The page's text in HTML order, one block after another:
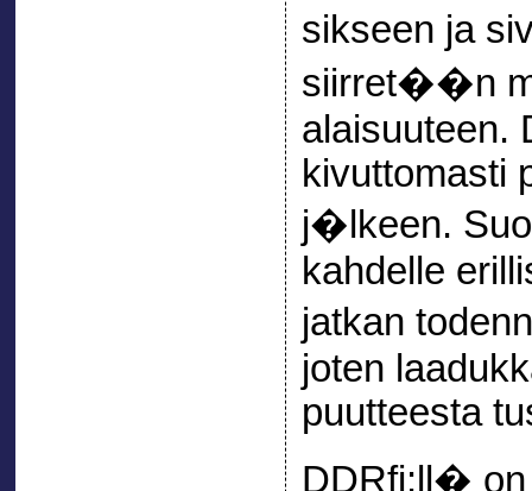
sikseen ja
siirret��n
alaisuuteen.
kivuttomasti
j�lkeen.
kahdelle
jatkan
joten
puutteesta
DDRfi:ll�